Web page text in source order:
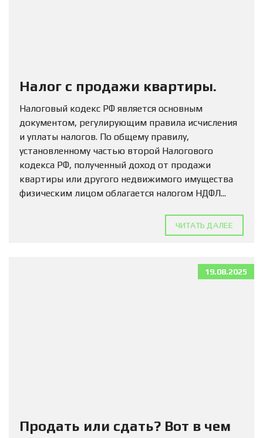
Налог с продажи квартиры.
Налоговый кодекс РФ является основным
документом, регулирующим правила исчисления
и уплаты налогов. По общему правилу,
установленному частью второй Налогового
кодекса РФ, полученный доход от продажи
квартиры или другого недвижимого имущества
физическим лицом облагается налогом НДФЛ...
ЧИТАТЬ ДАЛЕЕ
19.08.2025
Продать или сдать? Вот в чем